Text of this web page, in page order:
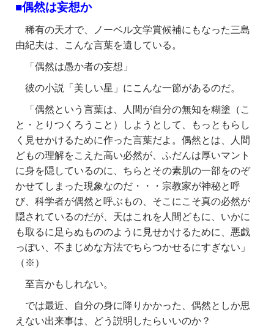
■偶然は妄想か
稀有の天才で、ノーベル文学賞候補にもなった三島
由紀夫は、こんな言葉を遺している。
「偶然は愚か者の妄想」
彼の小説「美しい星」にこんな一節があるのだ。
「偶然という言葉は、人間が自分の無知を糊塗（こ
と・とりつくろうこと）しようとして、もっともらし
く見せかけるために作った言葉だよ。偶然とは、人間
どもの理解をこえた高い必然が、ふだんは厚いマント
に身を隠しているのに、ちらとその素肌の一部をのぞ
かせてしまった現象なのだ・・・宗教家が神秘と呼
び、科学者が偶然と呼ぶもの、そこにこそ真の必然が
隠されているのだが、天はこれを人間どもに、いかに
も取るに足らぬもののように見せかけるために、悪戯
っぽい、不まじめな方法でちらつかせるにすぎない」
（※）
至言かもしれない。
では最近、自分の身に降りかかった、偶然としか思
えない出来事は、どう説明したらいいのか？